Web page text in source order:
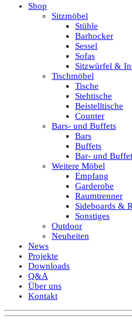
Shop
Sitzmöbel
Stühle
Barhocker
Sessel
Sofas
Sitzwürfel &
Tischmöbel
Tische
Stehtische
Beistelltische
Counter
Bars- und Buffets
Bars
Buffets
Bar- und
Weitere Möbel
Empfang
Garderobe
Raumtrenner
Sideboards &
Sonstiges
Outdoor
Neuheiten
News
Projekte
Downloads
Q&A
Über uns
Kontakt